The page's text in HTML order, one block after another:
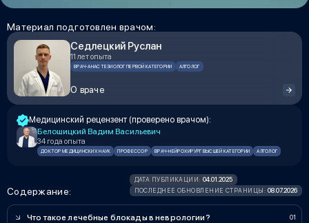
Материал подготовлен врачом:
Седлецкий Руслан
11 лет опыта
ВРАЧ-АНАСТЕЗИОЛОГ ПЕРВОЙ КАТЕГОРИИ АЛГОЛОГ
О враче
Медицинский рецензент (проверено врачом):
Белошицкий Вадим Васильевич
34 года опыта
ДОКТОР МЕДИЦИНСКИХ НАУК ПРОФЕССОР ВРАЧ-НЕЙРОХИРУРГ ВЫСШЕЙ КАТЕГОРИИ АЛГОЛОГ
Содержание:
ДАТА ПУБЛИКАЦИИ: 04.01.2025
ПОСЛЕДНЕЕ ОБНОВЛЕНИЕ СТРАНИЦЫ: 08.07.2026
Что такое лечебные блокады в неврологии?